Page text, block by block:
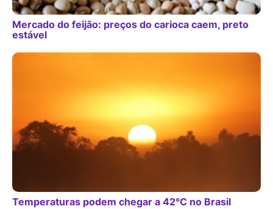
Mercado do feijão: preços do carioca caem, preto
estável
Temperaturas podem chegar a 42°C no Brasil